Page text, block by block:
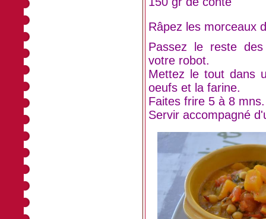
Râpez les morceaux
Passez le reste
votre robot.
Mettez le tout dans
oeufs et la farine.
Faites frire 5 à 8 mns.
Servir accompagné